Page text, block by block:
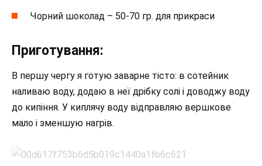
Чорний шоколад – 50-70 гр. для прикраси
Приготування:
В першу чергу я готую заварне тісто: в сотейник
наливаю воду, додаю в неї дрібку солі і доводжу воду
до кипіння. У киплячу воду відправляю вершкове
мало і зменшую нагрів.